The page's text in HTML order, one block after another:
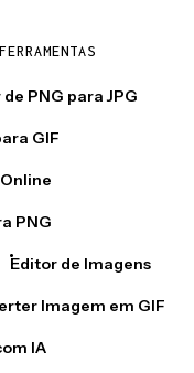
PNG para JPG
GIF
PNG
Editor de Imagens
Imagem em GIF
IA